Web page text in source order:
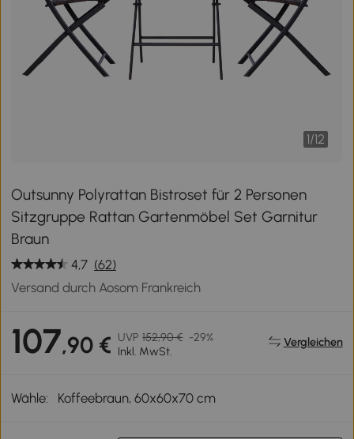
1/12
Outsunny Polyrattan Bistroset für 2 Personen
Sitzgruppe Rattan Gartenmöbel Set Garnitur
Braun
4,7 (62)
Versand durch Aosom Frankreich
107,90 € UVP 152,90 € -29%
Inkl. MwSt.
Vergleichen
Wähle: Koffeebraun, 60x60x70 cm